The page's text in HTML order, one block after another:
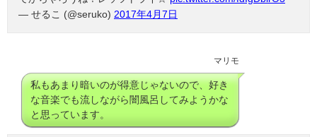
— せるこ (@seruko) 2017年4月7日
マリモ
私もあまり暗いのが得意じゃないので、好き
な音楽でも流しながら闇風呂してみようかな
と思っています。